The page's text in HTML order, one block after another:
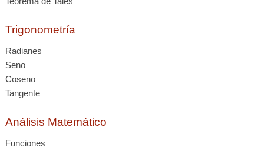
Trigonometría
Radianes
Seno
Coseno
Tangente
Análisis Matemático
Funciones